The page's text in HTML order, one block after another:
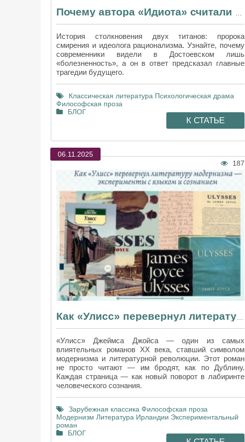
История столкновения двух титанов: пророка
смирения и идеолога рационализма. Узнайте, почему
современники видели в Достоевском лишь
«болезненность», а он в ответ предсказал главные
трагедии будущего.
Классическая литература Психологическая драма
Философская проза
БЛОГ
К СТАТЬЕ
06.11.2025
187
«Улисс» Джеймса Джойса — один из самых
влиятельных романов XX века, ставший символом
модернизма и литературной революции. Этот роман
не просто читают — им бродят, как по Дублину.
Каждая страница — как новый поворот в лабиринте
человеческого сознания.
Зарубежная классика Философская проза
Модернизм Литература Ирландии Экспериментальный
роман
БЛОГ